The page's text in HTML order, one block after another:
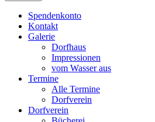
Spendenkonto
Kontakt
Galerie
Dorfhaus
Impressionen
vom Wasser aus
Termine
Alle Termine
Dorfverein
Dorfverein